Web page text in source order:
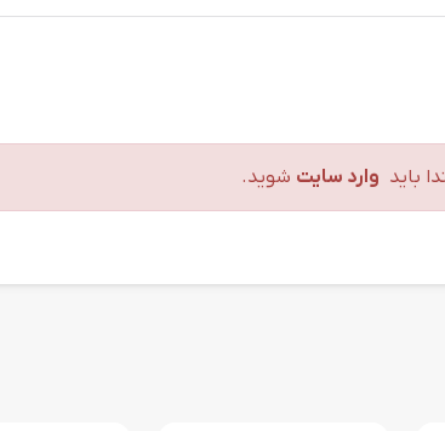
باید وارد سایت شوید.